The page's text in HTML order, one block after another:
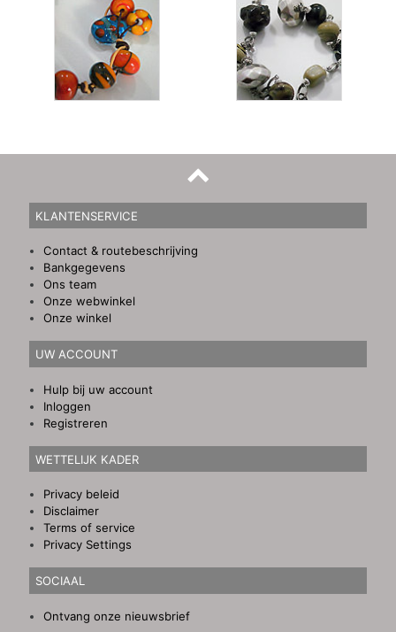
KLANTENSERVICE
Contact & routebeschrijving
Bankgegevens
Ons team
Onze webwinkel
Onze winkel
UW ACCOUNT
Hulp bij uw account
Inloggen
Registreren
WETTELIJK KADER
Privacy beleid
Disclaimer
Terms of service
Privacy Settings
SOCIAAL
Ontvang onze nieuwsbrief